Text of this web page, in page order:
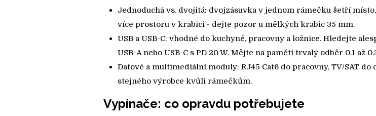
Jednoduchá vs. dvojitá: dvojzásuvka v jednom rámečku šetří
více prostoru v krabici - dejte pozor u mělkých krabic 35 mm.
USB a USB-C: vhodné do kuchyně, pracovny a ložnice. Hledejte
USB-A nebo USB-C s PD 20 W. Mějte na paměti trvalý odběr 0.1 až
Datové a multimediální moduly: RJ45 Cat6 do pracovny, TV/SAT do
stejného výrobce kvůli rámečkům.
Vypínače: co opravdu potřebujete